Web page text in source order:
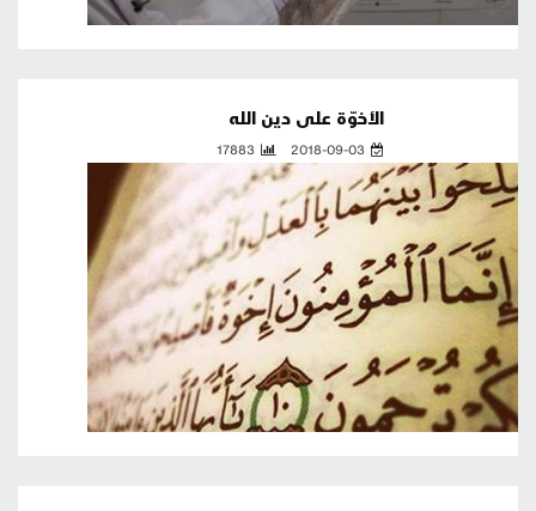
الأخوّة على دين الله
2018-09-03
17883